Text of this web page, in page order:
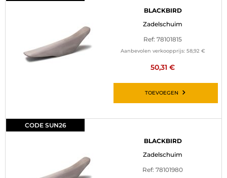
BLACKBIRD
Zadelschuim
Ref: 78101815
Aanbevolen verkoopprijs: 58,92 €
50,31 €
TOEVOEGEN
CODE SUN26
BLACKBIRD
Zadelschuim
Ref: 78101980